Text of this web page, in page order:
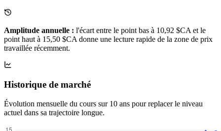
Amplitude annuelle : l'écart entre le point bas à 10,92 $CA et le
point haut à 15,50 $CA donne une lecture rapide de la zone de prix
travaillée récemment.
Historique de marché
Évolution mensuelle du cours sur 10 ans pour replacer le niveau
actuel dans sa trajectoire longue.